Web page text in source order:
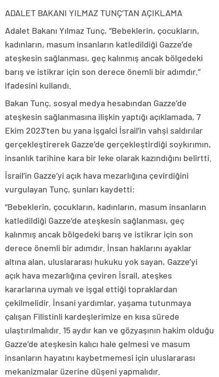
ADALET BAKANI YILMAZ TUNÇ’TAN AÇIKLAMA
Adalet Bakanı Yılmaz Tunç, “Bebeklerin, çocukların,
kadınların, masum insanların katledildiği Gazze’de
ateşkesin sağlanması, geç kalınmış ancak bölgedeki
barış ve istikrar için son derece önemli bir adımdır.”
ifadesini kullandı.
Bakan Tunç, sosyal medya hesabından Gazze’de
ateşkesin sağlanmasına ilişkin yaptığı açıklamada, 7
Ekim 2023’ten bu yana işgalci İsrail’in vahşi saldırılar
gerçekleştirerek Gazze’de gerçekleştirdiği soykırımın,
insanlık tarihine kara bir leke olarak kazındığını belirtti.
İsrail’in Gazze’yi açık hava mezarlığına çevirdiğini
vurgulayan Tunç, şunları kaydetti:
“Bebeklerin, çocukların, kadınların, masum insanların
katledildiği Gazze’de ateşkesin sağlanması, geç
kalınmış ancak bölgedeki barış ve istikrar için son
derece önemli bir adımdır. İnsan haklarını ayaklar
altına alan, uluslararası hukuku yok sayan, Gazze’yi
açık hava mezarlığına çeviren İsrail, ateşkes
kararlarına uymalı ve işgal ettiği topraklardan
çekilmelidir. İnsani yardımlar, yaşama tutunmaya
çalışan Filistinli kardeşlerimize en kısa sürede
ulaştırılmalıdır. 15 aydır kan ve gözyaşının hakim olduğu
Gazze’de ateşkesin kalıcı hale gelmesi ve masum
insanların hayatını kaybetmemesi için uluslararası
mekanizmalar üzerine düşeni yapmalıdır.